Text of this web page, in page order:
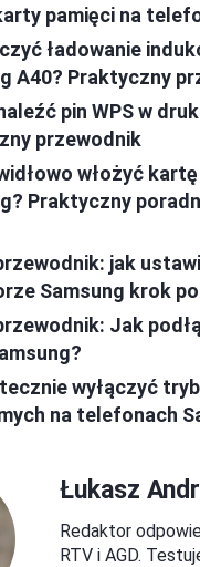
pamięci na
ładowanie
A40? Praktyczny
pin WPS w
przewodnik
włożyć
Praktyczny
jak
Samsung krok
Jak
wyłączyć
na telefonach
Łukasz
Redaktor
RTV i AGD.